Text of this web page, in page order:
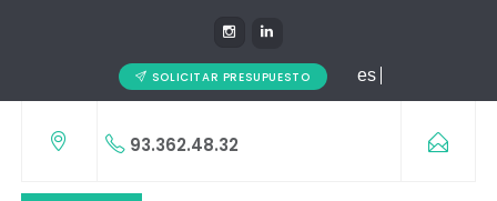
SOLICITAR PRESUPUESTO es
93.362.48.32